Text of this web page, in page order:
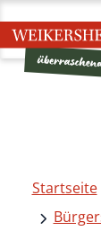
Startseite